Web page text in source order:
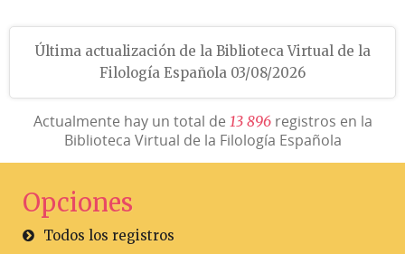
Última actualización de la Biblioteca Virtual de la
Filología Española 03/08/2026
Actualmente hay un total de 13 896registros en la
Biblioteca Virtual de la Filología Española
Opciones
Todos los registros